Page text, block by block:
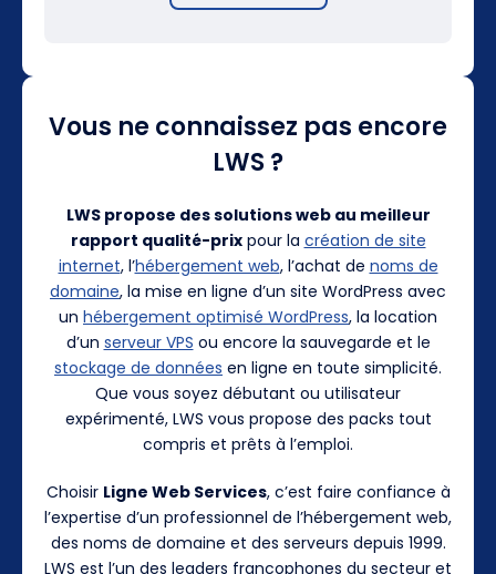
Vous ne connaissez pas encore
LWS ?
LWS propose des solutions web au meilleur
rapport qualité-prixpour la création de site
internet, l’hébergement web, l’achat de noms de
domaine, la mise en ligne d’un site WordPress avec
un hébergement optimisé WordPress, la location
d’un serveur VPS ou encore la sauvegarde et le
stockage de données en ligne en toute simplicité.
Que vous soyez débutant ou utilisateur
expérimenté, LWS vous propose des packs tout
compris et prêts à l’emploi.
Choisir Ligne Web Services, c’est faire confiance à
l’expertise d’un professionnel de l’hébergement web,
des noms de domaine et des serveurs depuis 1999.
LWS est l’un des leaders francophones du secteur et